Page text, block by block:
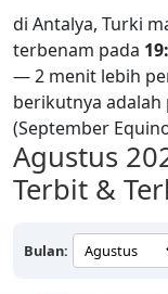
di Antalya, Turki
terbenam pada
— 2 menit lebih
berikutnya adalah
(September
Agustus
Terbit &
Bulan: